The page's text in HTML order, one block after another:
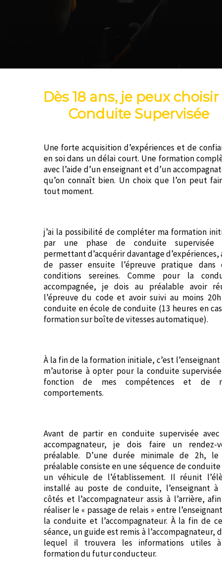
Dès 18 ans, je peux
Conduite Supervisée
Une forte acquisition d’expériences et de
en soi dans un délai court. Une formation
avec l’aide d’un enseignant et d’un
qu’on connaît bien. Un choix que l’on peut
tout moment.
j’ai la possibilité de compléter ma formation
par une phase de conduite supervisée
permettant d’acquérir davantage d’expériences,
de passer ensuite l’épreuve pratique dans
conditions sereines. Comme pour la
accompagnée, je dois au préalable avoir
l’épreuve du code et avoir suivi au moins
conduite en école de conduite (13 heures en
formation sur boîte de vitesses automatique).
À la fin de la formation initiale, c’est
m’autorise à opter pour la conduite
fonction de mes compétences et de
comportements.
Avant de partir en conduite supervisée
accompagnateur, je dois faire un rendez-
préalable. D’une durée minimale de 2h, le
préalable consiste en une séquence de
un véhicule de l’établissement. Il réunit
installé au poste de conduite, l’enseignant à
côtés et l’accompagnateur assis à l’arrière,
réaliser le « passage de relais » entre
la conduite et l’accompagnateur. À la fin de
séance, un guide est remis à l’accompagnateur,
lequel il trouvera les informations utiles
formation du futur conducteur.